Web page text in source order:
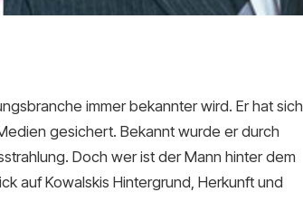
immer bekannter wird. Er hat sich
gesichert. Bekannt wurde er durch
Doch wer ist der Mann hinter dem
auf Kowalskis Hintergrund, Herkunft und